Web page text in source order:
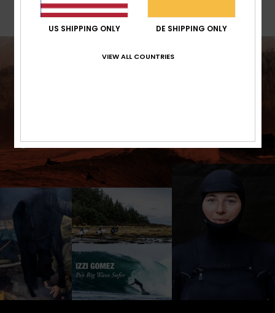
US SHIPPING ONLY DE SHIPPING ONLY
VIEW ALL COUNTRIES